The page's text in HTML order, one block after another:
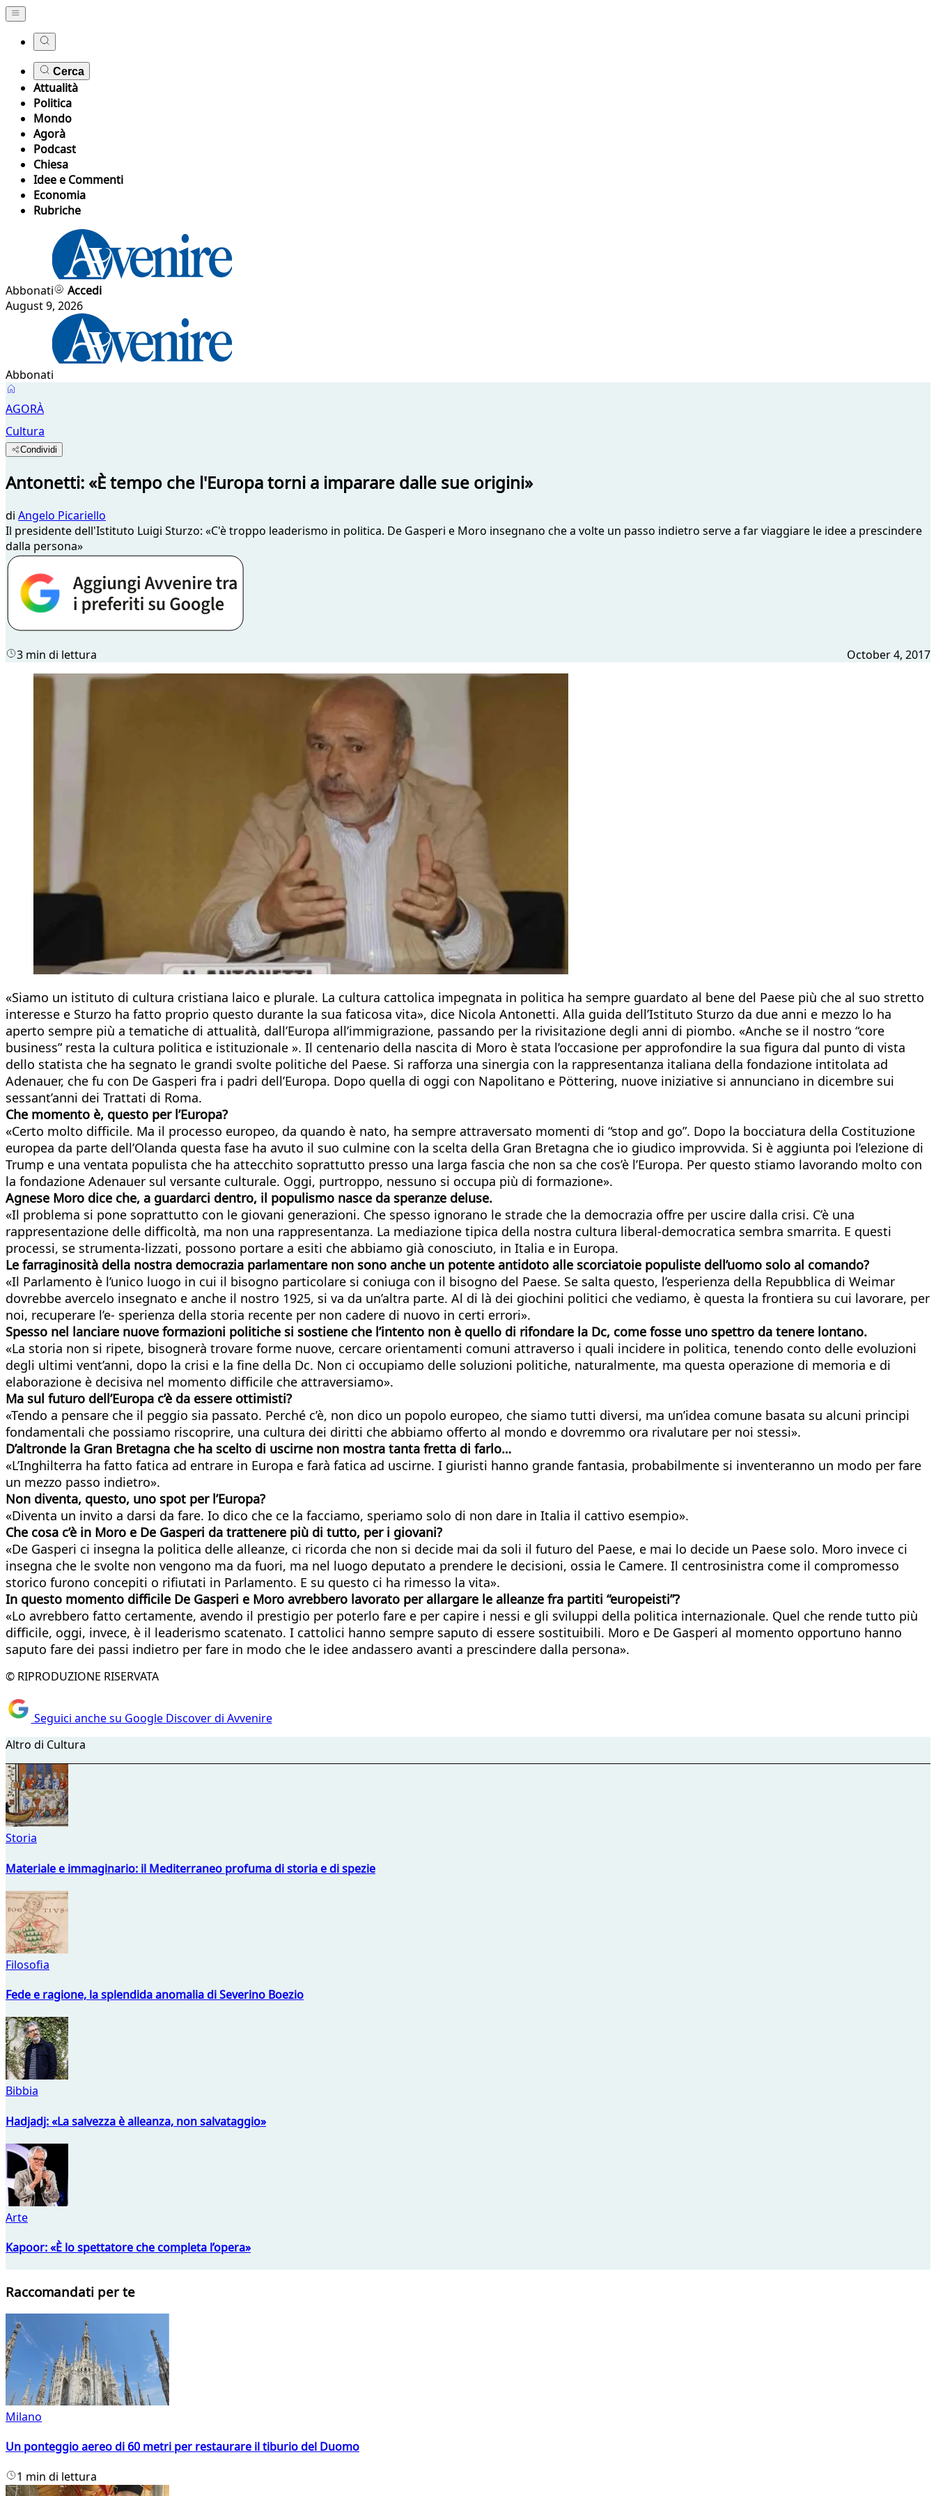
Cerca
Attualità
Politica
Mondo
Agorà
Podcast
Chiesa
Idee e Commenti
Economia
Rubriche
Abbonati
Accedi
August 9, 2026
Abbonati
AGORÀ
Cultura
Condividi
Antonetti: «È tempo che l'Europa torni a imparare dalle sue origini»
di Angelo Picariello
Il presidente dell'Istituto Luigi Sturzo: «C'è troppo leaderismo in politica. De Gasperi e Moro insegnano che a volte un passo indietro serve a far viaggiare le idee a prescindere
dalla persona»
3 min di lettura October 4, 2017
«Siamo un istituto di cultura cristiana laico e plurale. La cultura cattolica impegnata in politica ha sempre guardato al bene del Paese più che al suo stretto
interesse e Sturzo ha fatto proprio questo durante la sua faticosa vita», dice Nicola Antonetti. Alla guida dell’Istituto Sturzo da due anni e mezzo lo ha
aperto sempre più a tematiche di attualità, dall’Europa all’immigrazione, passando per la rivisitazione degli anni di piombo. «Anche se il nostro “core
business” resta la cultura politica e istituzionale ». Il centenario della nascita di Moro è stata l’occasione per approfondire la sua figura dal punto di vista
dello statista che ha segnato le grandi svolte politiche del Paese. Si rafforza una sinergia con la rappresentanza italiana della fondazione intitolata ad
Adenauer, che fu con De Gasperi fra i padri dell’Europa. Dopo quella di oggi con Napolitano e Pöttering, nuove iniziative si annunciano in dicembre sui
sessant’anni dei Trattati di Roma.
Che momento è, questo per l’Europa?
«Certo molto difficile. Ma il processo europeo, da quando è nato, ha sempre attraversato momenti di “stop and go”. Dopo la bocciatura della Costituzione
europea da parte dell’Olanda questa fase ha avuto il suo culmine con la scelta della Gran Bretagna che io giudico improvvida. Si è aggiunta poi l’elezione di
Trump e una ventata populista che ha attecchito soprattutto presso una larga fascia che non sa che cos’è l’Europa. Per questo stiamo lavorando molto con
la fondazione Adenauer sul versante culturale. Oggi, purtroppo, nessuno si occupa più di formazione».
Agnese Moro dice che, a guardarci dentro, il populismo nasce da speranze deluse.
«Il problema si pone soprattutto con le giovani generazioni. Che spesso ignorano le strade che la democrazia offre per uscire dalla crisi. C’è una
rappresentazione delle difficoltà, ma non una rappresentanza. La mediazione tipica della nostra cultura liberal-democratica sembra smarrita. E questi
processi, se strumenta-lizzati, possono portare a esiti che abbiamo già conosciuto, in Italia e in Europa.
Le farraginosità della nostra democrazia parlamentare non sono anche un potente antidoto alle scorciatoie populiste dell’uomo solo al comando?
«Il Parlamento è l’unico luogo in cui il bisogno particolare si coniuga con il bisogno del Paese. Se salta questo, l’esperienza della Repubblica di Weimar
dovrebbe avercelo insegnato e anche il nostro 1925, si va da un’altra parte. Al di là dei giochini politici che vediamo, è questa la frontiera su cui lavorare, per
noi, recuperare l’e- sperienza della storia recente per non cadere di nuovo in certi errori».
Spesso nel lanciare nuove formazioni politiche si sostiene che l’intento non è quello di rifondare la Dc, come fosse uno spettro da tenere lontano.
«La storia non si ripete, bisognerà trovare forme nuove, cercare orientamenti comuni attraverso i quali incidere in politica, tenendo conto delle evoluzioni
degli ultimi vent’anni, dopo la crisi e la fine della Dc. Non ci occupiamo delle soluzioni politiche, naturalmente, ma questa operazione di memoria e di
elaborazione è decisiva nel momento difficile che attraversiamo».
Ma sul futuro dell’Europa c’è da essere ottimisti?
«Tendo a pensare che il peggio sia passato. Perché c’è, non dico un popolo europeo, che siamo tutti diversi, ma un’idea comune basata su alcuni principi
fondamentali che possiamo riscoprire, una cultura dei diritti che abbiamo offerto al mondo e dovremmo ora rivalutare per noi stessi».
D’altronde la Gran Bretagna che ha scelto di uscirne non mostra tanta fretta di farlo…
«L’Inghilterra ha fatto fatica ad entrare in Europa e farà fatica ad uscirne. I giuristi hanno grande fantasia, probabilmente si inventeranno un modo per fare
un mezzo passo indietro».
Non diventa, questo, uno spot per l’Europa?
«Diventa un invito a darsi da fare. Io dico che ce la facciamo, speriamo solo di non dare in Italia il cattivo esempio».
Che cosa c’è in Moro e De Gasperi da trattenere più di tutto, per i giovani?
«De Gasperi ci insegna la politica delle alleanze, ci ricorda che non si decide mai da soli il futuro del Paese, e mai lo decide un Paese solo. Moro invece ci
insegna che le svolte non vengono ma da fuori, ma nel luogo deputato a prendere le decisioni, ossia le Camere. Il centrosinistra come il compromesso
storico furono concepiti o rifiutati in Parlamento. E su questo ci ha rimesso la vita».
In questo momento difficile De Gasperi e Moro avrebbero lavorato per allargare le alleanze fra partiti “europeisti”?
«Lo avrebbero fatto certamente, avendo il prestigio per poterlo fare e per capire i nessi e gli sviluppi della politica internazionale. Quel che rende tutto più
difficile, oggi, invece, è il leaderismo scatenato. I cattolici hanno sempre saputo di essere sostituibili. Moro e De Gasperi al momento opportuno hanno
saputo fare dei passi indietro per fare in modo che le idee andassero avanti a prescindere dalla persona».
© RIPRODUZIONE RISERVATA
Seguici anche su Google Discover di Avvenire
Altro di Cultura
Storia
Materiale e immaginario: il Mediterraneo profuma di storia e di spezie
Filosofia
Fede e ragione, la splendida anomalia di Severino Boezio
Bibbia
Hadjadj: «La salvezza è alleanza, non salvataggio»
Arte
Kapoor: «È lo spettatore che completa l’opera»
Raccomandati per te
Milano
Un ponteggio aereo di 60 metri per restaurare il tiburio del Duomo
1 min di lettura